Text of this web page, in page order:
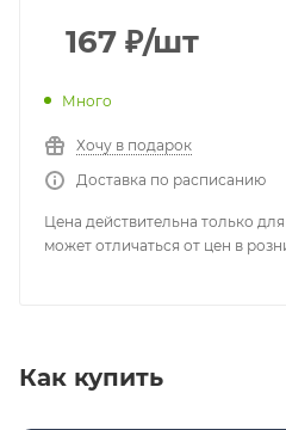
167 ₽/шт
Много
Хочу в подарок
Доставка по расписанию
Цена действительна только
может отличаться от цен в
Как купить